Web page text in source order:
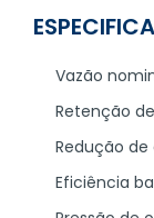
Vazão
Retenção
Redução de
Eficiência